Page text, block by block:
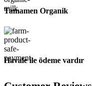
Tamamen Organik
Havale ile ödeme vardır